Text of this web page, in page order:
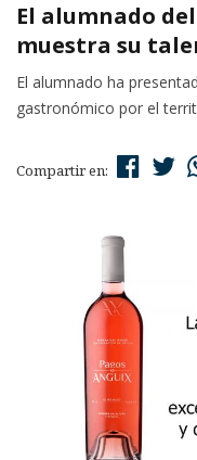
El alumnado
muestra su
El alumnado ha
gastronómico por el
Compartir en: